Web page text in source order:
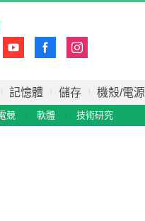
記憶體 儲存 機殼/電源
競 軟體 技術研究